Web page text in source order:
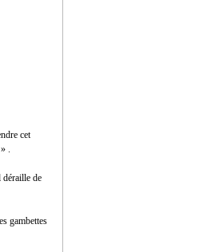
cet
.
déraille de
gambettes